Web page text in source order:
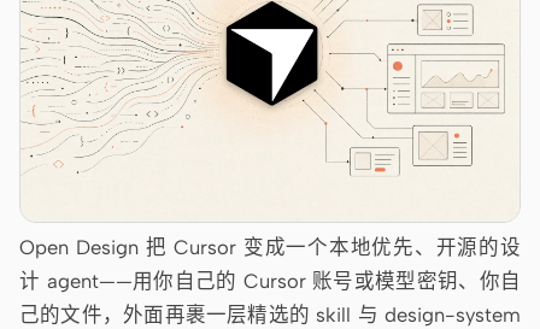
OpenCode
Gemini CLI
GitHub Copilot CLI
Qwen Code
Kimi CLI
DeepSeek TUI
Open Design 把 Cursor 变成一个本地优先、开源的设
计 agent——用你自己的 Cursor 账号或模型密钥、你自
己的文件，外面再裹一层精选的 skill 与 design-system